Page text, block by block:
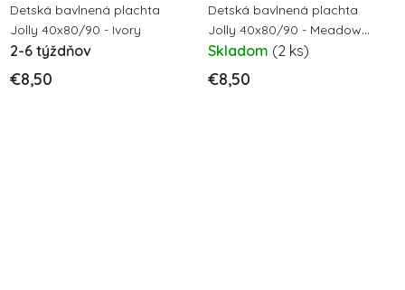
Detská bavlnená plachta
Jolly 40x80/90 - Ivory
2-6 týždňov
€8,50
Detská bavlnená plachta
Jolly 40x80/90 - Meadow
rosewood
Skladom (2 ks)
€8,50